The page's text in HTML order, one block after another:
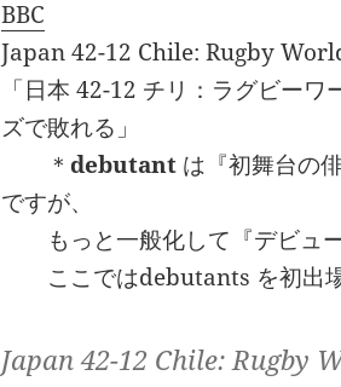
BBC
Japan 42-12 Chile: Rugby
「日本 42-12 チリ：ラグビー
ズで敗れる」
＊ debutant は『初舞台の
ですが、
もっと一般化して『デビュー
ここではdebutants を初出場
Japan 42-12 Chile: Rugby